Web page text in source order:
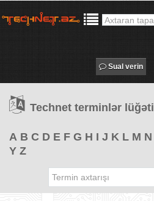
Sual verin
Technet terminlər lüğəti
A B C D E F G H I J K L M N
Y Z